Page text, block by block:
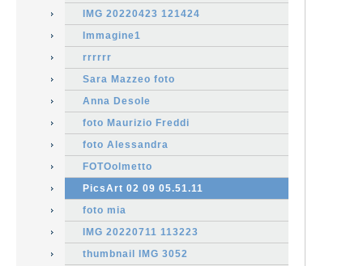
IMG 20220423 121424
Immagine1
rrrrrr
Sara Mazzeo foto
Anna Desole
foto Maurizio Freddi
foto Alessandra
FOTOolmetto
PicsArt 02 09 05.51.11
foto mia
IMG 20220711 113223
thumbnail IMG 3052